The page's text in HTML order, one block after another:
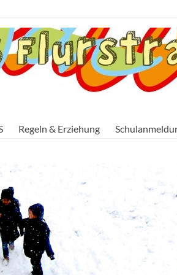
Regeln & Erziehung